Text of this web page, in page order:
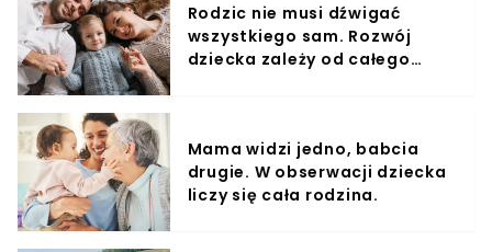
Rodzic nie musi dźwigać
wszystkiego sam. Rozwój
dziecka zależy od całego
Mama widzi jedno, babcia
drugie. W obserwacji dziecka
liczy się cała rodzina.